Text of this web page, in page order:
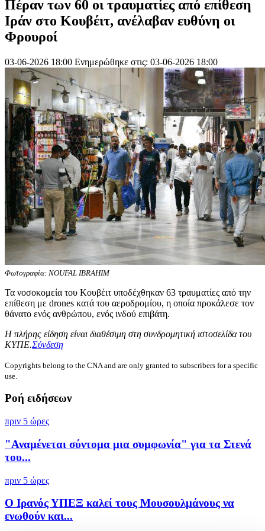
Πέραν των 60 οι τραυματίες από επίθεση
Ιράν στο Κουβέιτ, ανέλαβαν ευθύνη οι
Φρουροί
03-06-2026 18:00 Ενημερώθηκε στις: 03-06-2026 18:00
Φωτογραφία: NOUFAL IBRAHIM
Τα νοσοκομεία του Κουβέιτ υποδέχθηκαν 63 τραυματίες από την
επίθεση με drones κατά του αεροδρομίου, η οποία προκάλεσε τον
θάνατο ενός ανθρώπου, ενός ινδού επιβάτη.
Η πλήρης είδηση είναι διαθέσιμη στη συνδρομητική ιστοσελίδα του
ΚΥΠΕ.Σύνδεση
Copyrights belong to the CNA and are only granted to subscribers for a specific
use.
Ροή ειδήσεων
πριν 5 ώρες
"Αναμένεται σύντομα μια συμφωνία" για τα Στενά
του...
πριν 5 ώρες
Ο Ιρανός ΥΠΕΞ καλεί τους Μουσουλμάνους να
ενωθούν και...